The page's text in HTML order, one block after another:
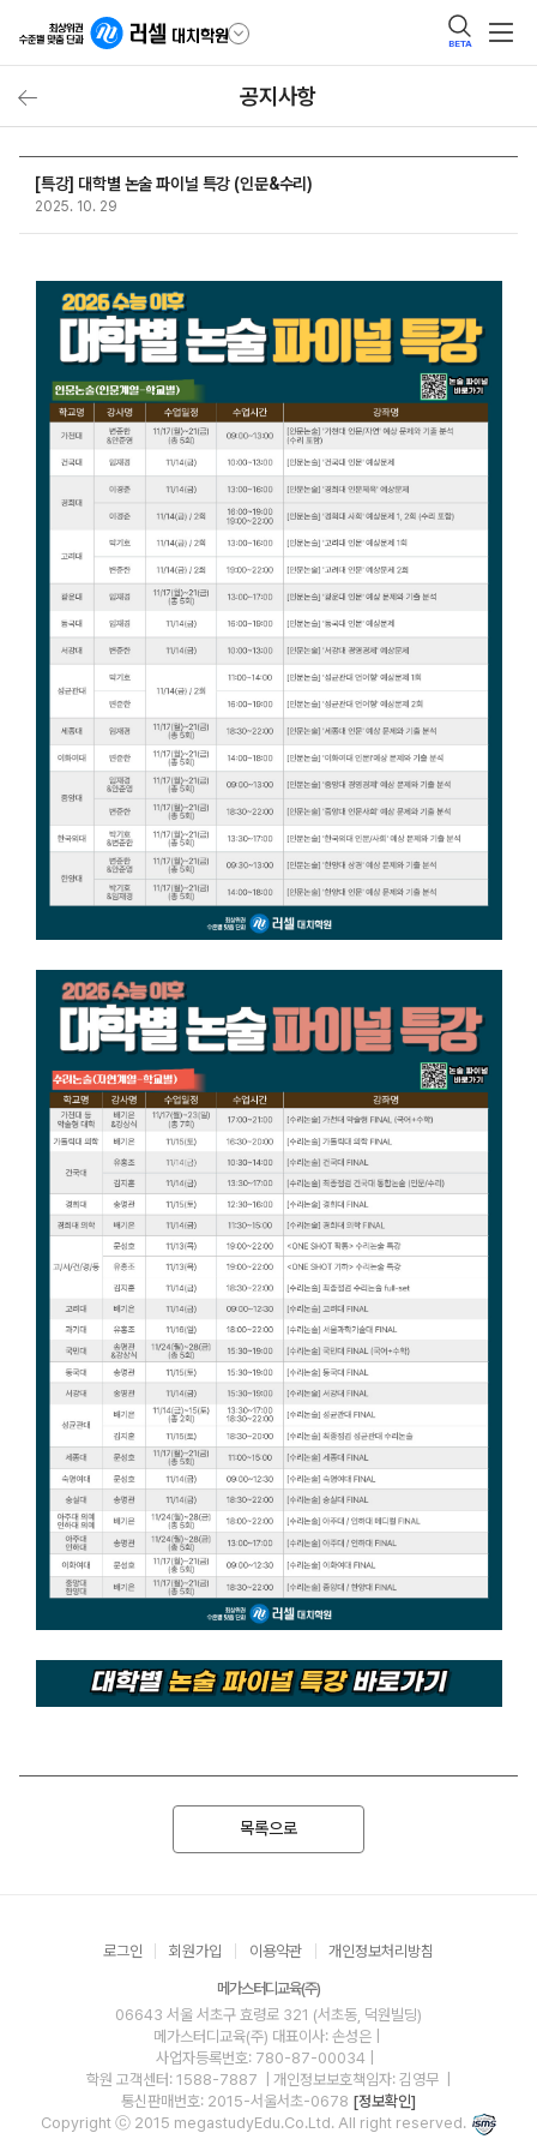
BETA
공지사항
[특강] 대학별 논술 파이널 특강 (인문&수리)
2025. 10. 29
목록으로
로그인 회원가입 이용약관 개인정보처리방침
메가스터디교육(주)
06643 서울 서초구 효령로 321 (서초동, 덕원빌딩)
메가스터디교육(주) 대표이사: 손성은 |
사업자등록번호: 780-87-00034
학원 고객센터: 1588-7887
| 개인정보보호책임자: 김영무
통신판매번호: 2015-서울서초-0678 [정보확인]
Copyright ⓒ 2015 megastudyEdu.Co.Ltd. All right reserved.